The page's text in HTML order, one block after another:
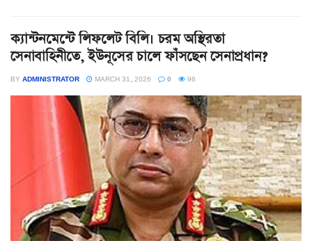
ক্যান্টনমেন্টে লিফলেট বিলি। চরম অস্থিরতা
সেনাবাহিনীতে, ইউনূসের চালে ফাঁসছেন সেনাপ্রধান?
BY ADMINISTRATOR MARCH 31, 2026 0 96